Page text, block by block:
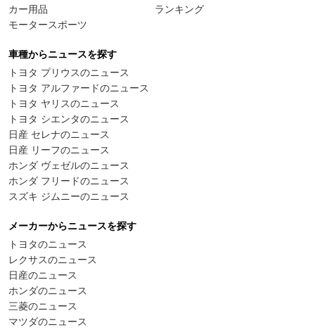
カー用品
モータースポーツ
ランキング
車種からニュースを探す
トヨタ プリウスのニュース
トヨタ アルファードのニュース
トヨタ ヤリスのニュース
トヨタ シエンタのニュース
日産 セレナのニュース
日産 リーフのニュース
ホンダ ヴェゼルのニュース
ホンダ フリードのニュース
スズキ ジムニーのニュース
メーカーからニュースを探す
トヨタのニュース
レクサスのニュース
日産のニュース
ホンダのニュース
三菱のニュース
マツダのニュース